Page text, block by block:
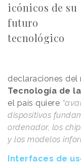
icónicos de su
futuro
tecnológico
declaraciones del
Tecnología de
el país quiere
dispositivos
ordenador, los
y los modelos
Interfaces de